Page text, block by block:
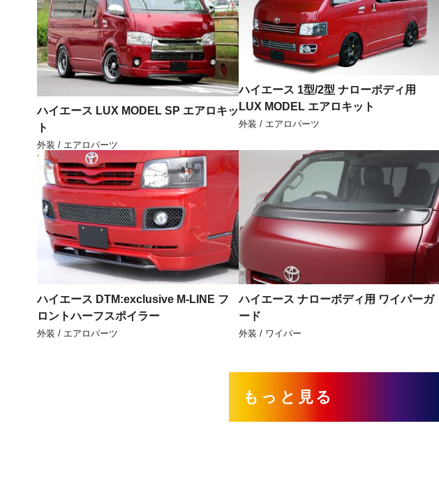
ハイエース LUX MODEL SP エアロキッ
ト
外装 / エアロパーツ
ハイエース 1型/2型 ナローボディ用
LUX MODEL エアロキット
外装 / エアロパーツ
ハイエース DTM:exclusive M-LINE フ
ロントハーフスポイラー
外装 / エアロパーツ
ハイエース ナローボディ用 ワイパーガ
ード
外装 / ワイパー
もっと見る